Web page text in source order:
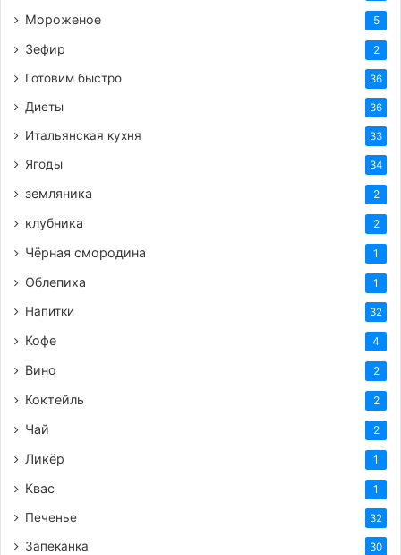
Мороженое 5
Зефир 2
Готовим быстро 36
Диеты 36
Итальянская кухня 33
Ягоды 34
земляника 2
клубника 2
Чёрная смородина 1
Облепиха 1
Напитки 32
Кофе 4
Вино 2
Коктейль 2
Чай 2
Ликёр 1
Квас 1
Печенье 32
Запеканка 30